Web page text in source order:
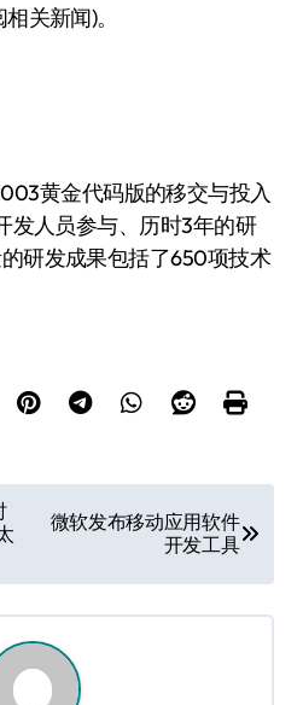
关新闻)。
黄金代码版的移交与投入
人员参与、历时3年的研
研发成果包括了650项技术
微软发布移动应用软件
开发工具